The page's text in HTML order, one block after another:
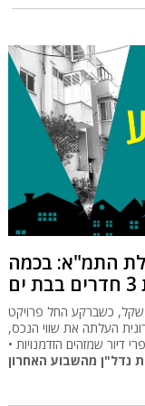
התמ"א: בכמה
לאחר כחודש בשוק ב-1.7 מיליון שקל, כשברקע החל פרויקט
העלתה את שווי הנכס,
דיור שמזהים הזדמנויות •